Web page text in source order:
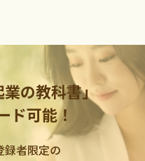
の教科書」
ド可能！
録者限定の